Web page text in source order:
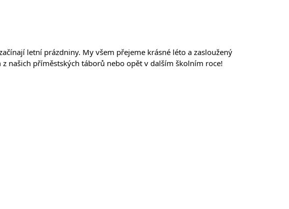
letní prázdniny. My všem přejeme krásné léto a zasloužený
našich příměstských táborů nebo opět v dalším školním roce!